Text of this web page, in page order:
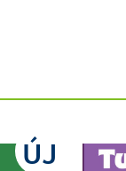
ÚJ